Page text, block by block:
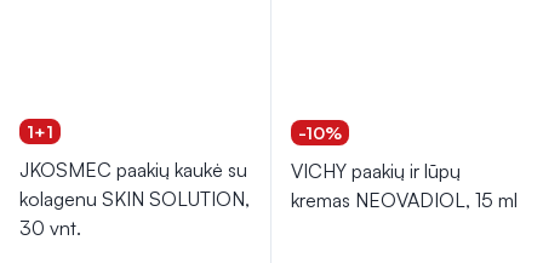
1+1
JKOSMEC paakių kaukė su
kolagenu SKIN SOLUTION,
30 vnt.
-10%
VICHY paakių ir lūpų
kremas NEOVADIOL, 15 ml